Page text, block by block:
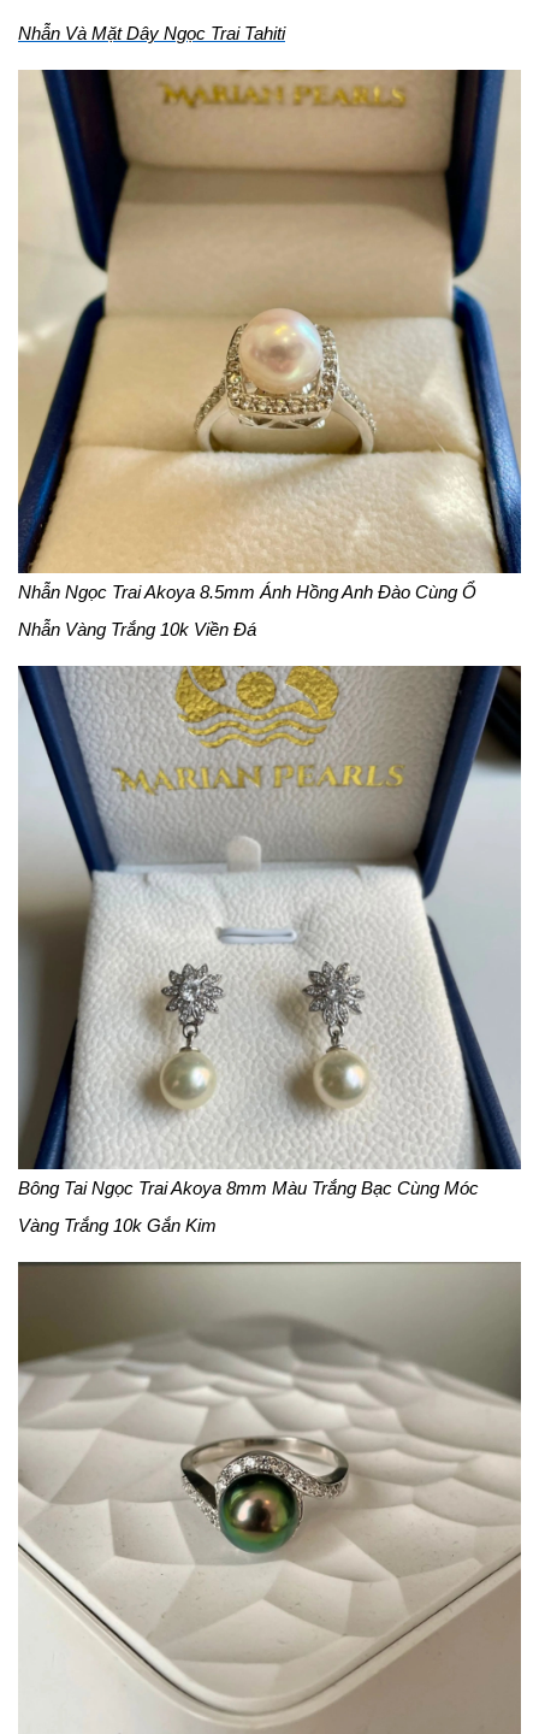
Nhẫn Và Mặt Dây Ngọc Trai Tahiti
Nhẫn Ngọc Trai Akoya 8.5mm Ánh Hồng Anh Đào Cùng Ổ
Nhẫn Vàng Trắng 10k Viền Đá
Bông Tai Ngọc Trai Akoya 8mm Màu Trắng Bạc Cùng Móc
Vàng Trắng 10k Gắn Kim